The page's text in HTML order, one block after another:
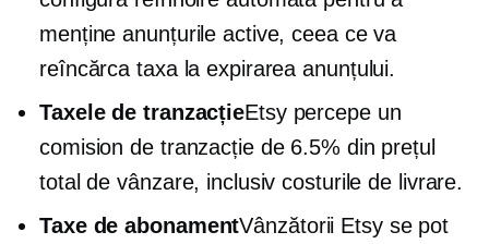
menține anunțurile active, ceea ce va
reîncărca taxa la expirarea anunțului.
Taxele de tranzacțieEtsy percepe un
comision de tranzacție de 6.5% din prețul
total de vânzare, inclusiv costurile de livrare.
Taxe de abonamentVânzătorii Etsy se pot